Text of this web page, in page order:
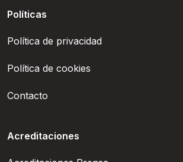
Políticas
Política de privacidad
Política de cookies
Contacto
Acreditaciones